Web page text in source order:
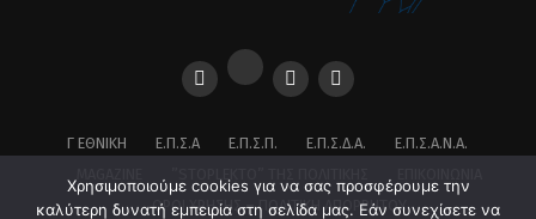
Γ ΕΘΝΙΚΉ Ε.Π.Σ.Α Ε.Π.Σ.Π. Ε.Π.Σ.Δ.Α.
Ε.Π.Σ.Α.Ν.Α.
ΌΡΟΙ ΧΡΉΣΗΣ – ΠΟΛΙΤΙΚΉ ΑΠΟΡΡΉΤΟΥ
Χρησιμοποιούμε cookies για να σας προσφέρουμε την
καλύτερη δυνατή εμπειρία στη σελίδα μας. Εάν συνεχίσετε να